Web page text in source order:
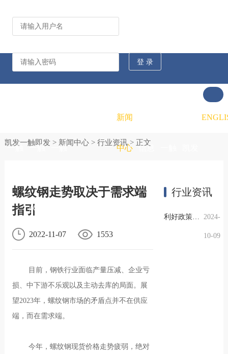
一触 一触
的概
况
一触
化
新闻
中心 信息
凯发一触即发> 新闻中心> 行业资讯> 正文
螺纹钢走势取决于需求端
指引
2022-11-07 1553
目前，钢铁行业面临产量压减、企业亏
损、中下游不乐观以及主动去库的局面。展
望2023年，螺纹钢市场的矛盾点并不在供应
端，而在需求端。
今年，螺纹钢现货价格走势疲弱，绝对
行业资讯
利好政策提振钢市信心，四季度行业需求或小幅上升 2024-
10-09